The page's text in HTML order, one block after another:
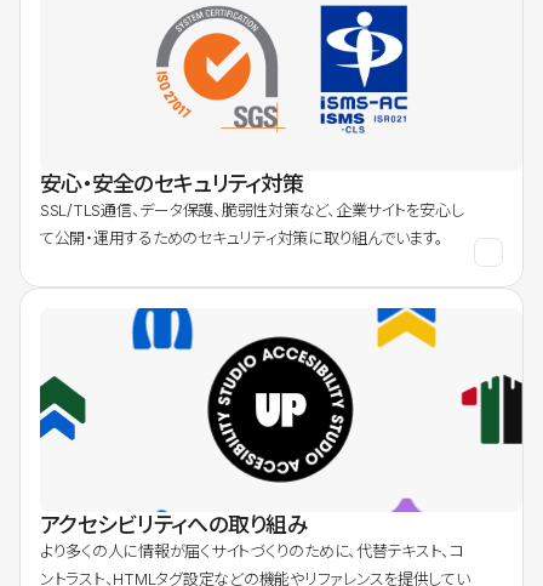
安心・安全のセキュリティ対策
SSL/TLS通信、データ保護、脆弱性対策など、企業サイトを安心し
て公開・運用するためのセキュリティ対策に取り組んでいます。
アクセシビリティへの取り組み
より多くの人に情報が届くサイトづくりのために、代替テキスト、コ
ントラスト、HTMLタグ設定などの機能やリファレンスを提供してい